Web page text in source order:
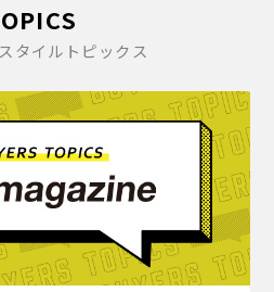
タイルトピックス